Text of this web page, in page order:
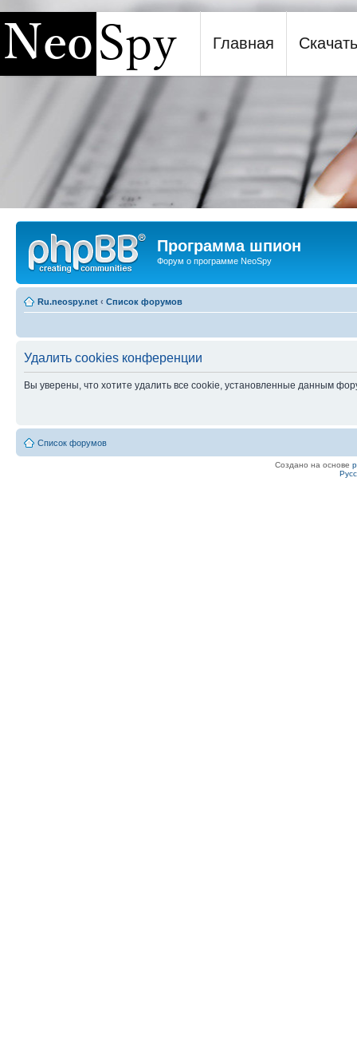
Программа шпион NeoSpy
Главная Скачать
Программа шпион
Форум о программе NeoSpy
Ru.neospy.net ‹ Список форумов
Удалить cookies конференции
Вы уверены, что хотите удалить все cookie, установленные данным
Список форумов
Создано на основе